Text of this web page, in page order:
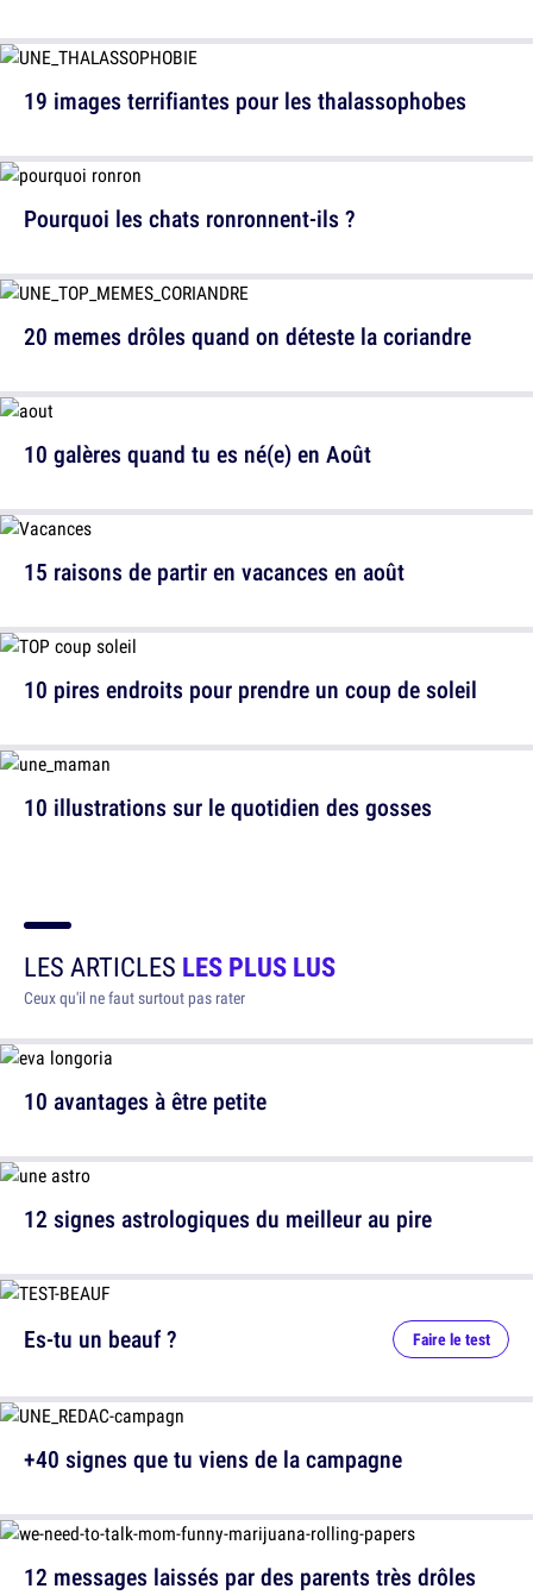
Pourquoi les chats ronronnent-ils ?
10 galères quand tu es né(e) en Août
10 pires endroits pour prendre un coup de soleil
19 images terrifiantes pour les thalassophobes
20 memes drôles quand on déteste la coriandre
15 raisons de partir en vacances en août
10 illustrations sur le quotidien des gosses
LES ARTICLES LES PLUS LUS
Ceux qu'il ne faut surtout pas rater
10 avantages à être petite
12 signes astrologiques du meilleur au pire
12 messages laissés par des parents très drôles
Es-tu un beauf ? Faire le test
+40 signes que tu viens de la campagne